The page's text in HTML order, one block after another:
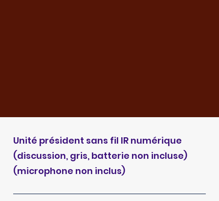
Unité président sans fil IR numérique
(discussion, gris, batterie non incluse)
(microphone non inclus)